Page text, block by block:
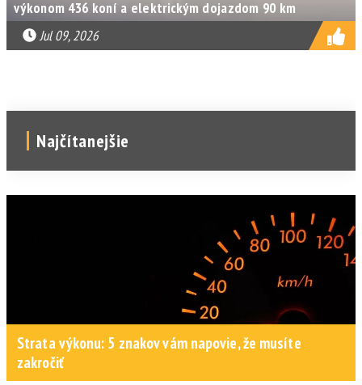
výkonom 436 koní a elektrickým dojazdom 90 km
Jul 09, 2026
Najčítanejšie
Strata výkonu: 5 znakov vám napovie, že musíte
zakročiť